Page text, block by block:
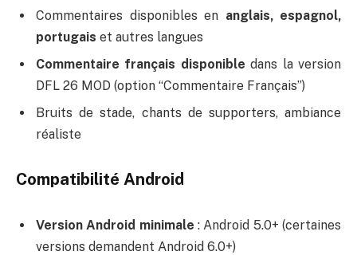
Commentaires disponibles en anglais, espagnol,
portugais et autres langues
Commentaire français disponible dans la version
DFL 26 MOD (option “Commentaire Français”)
Bruits de stade, chants de supporters, ambiance
réaliste
Compatibilité Android
Version Android minimale : Android 5.0+ (certaines
versions demandent Android 6.0+)